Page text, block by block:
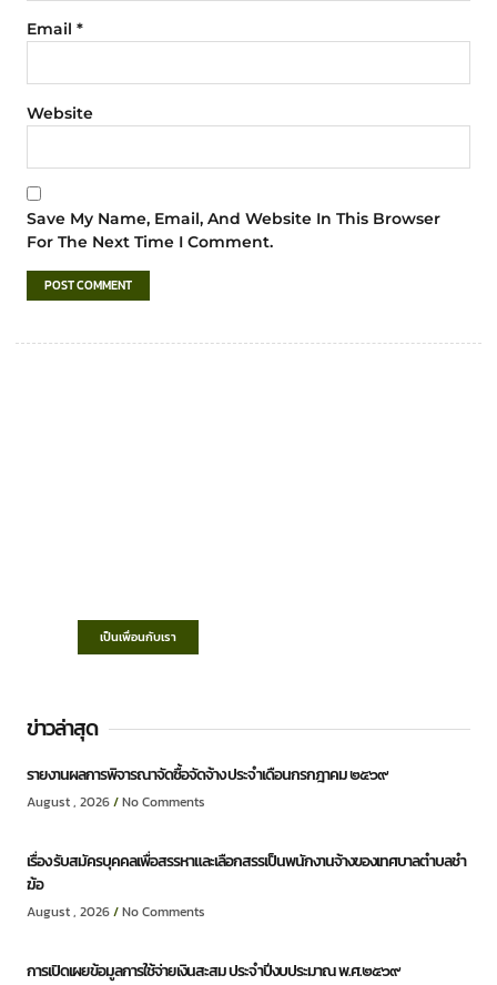
Email *
Website
Save My Name, Email, And Website In This Browser
For The Next Time I Comment.
เป็นเพื่อนกับเรา
ข่าวล่าสุด
รายงานผลการพิจารณาจัดซื้อจัดจ้าง ประจำเดือนกรกฎาคม ๒๕๖๙
August , 2026 No Comments
เรื่อง รับสมัครบุคคลเพื่อสรรหาและเลือกสรรเป็นพนักงานจ้างของเทศบาลตำบลชำ
ฆ้อ
August , 2026 No Comments
การเปิดเผยข้อมูลการใช้จ่ายเงินสะสม ประจำปีงบประมาณ พ.ศ.๒๕๖๙